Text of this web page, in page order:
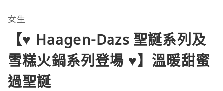
女生
【♥ Haagen-Dazs 聖誕系列及
雪糕火鍋系列登場 ♥】溫暖甜蜜
過聖誕